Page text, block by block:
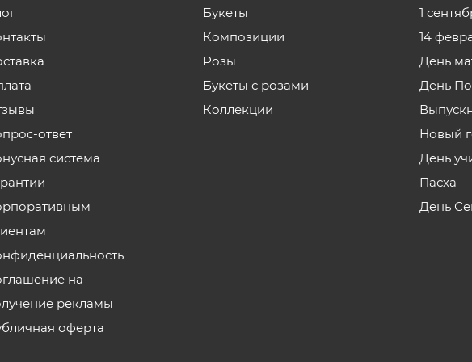
ответ
система
на
рекламы
оферта
Букеты
Композиции
Розы
Букеты с розами
Коллекции
1
14
День
День
Новый
День
Пасха
День